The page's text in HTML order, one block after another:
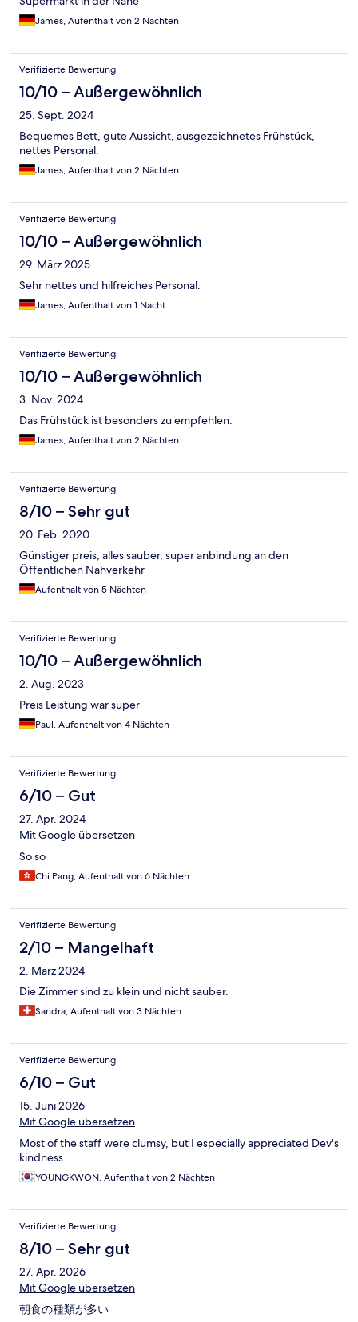
James, Aufenthalt von 2 Nächten
Verifizierte Bewertung
10/10 – Außergewöhnlich
25. Sept. 2024
Bequemes Bett, gute Aussicht, ausgezeichnetes Frühstück,
nettes Personal.
James, Aufenthalt von 2 Nächten
Verifizierte Bewertung
10/10 – Außergewöhnlich
29. März 2025
Sehr nettes und hilfreiches Personal.
James, Aufenthalt von 1 Nacht
Verifizierte Bewertung
10/10 – Außergewöhnlich
3. Nov. 2024
Das Frühstück ist besonders zu empfehlen.
James, Aufenthalt von 2 Nächten
Verifizierte Bewertung
8/10 – Sehr gut
20. Feb. 2020
Günstiger preis, alles sauber, super anbindung an den
Öffentlichen Nahverkehr
Aufenthalt von 5 Nächten
Verifizierte Bewertung
10/10 – Außergewöhnlich
2. Aug. 2023
Preis Leistung war super
Paul, Aufenthalt von 4 Nächten
Verifizierte Bewertung
6/10 – Gut
27. Apr. 2024
Mit Google übersetzen
So so
Chi Pang, Aufenthalt von 6 Nächten
Verifizierte Bewertung
2/10 – Mangelhaft
2. März 2024
Die Zimmer sind zu klein und nicht sauber.
Sandra, Aufenthalt von 3 Nächten
Verifizierte Bewertung
6/10 – Gut
15. Juni 2026
Mit Google übersetzen
Most of the staff were clumsy, but I especially appreciated Dev's
kindness.
YOUNGKWON, Aufenthalt von 2 Nächten
Verifizierte Bewertung
8/10 – Sehr gut
27. Apr. 2026
Mit Google übersetzen
朝食の種類が多い